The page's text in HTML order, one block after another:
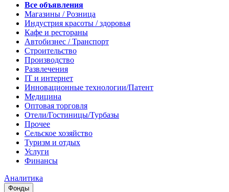
Все объявления
Магазины / Розница
Индустрия красоты / здоровья
Кафе и рестораны
Автобизнес / Транспорт
Строительство
Производство
Развлечения
IT и интернет
Инновационные технологии/Патент
Медицина
Оптовая торговля
Отели/Гостиницы/Турбазы
Прочее
Сельское хозяйство
Туризм и отдых
Услуги
Финансы
Аналитика
Фонды